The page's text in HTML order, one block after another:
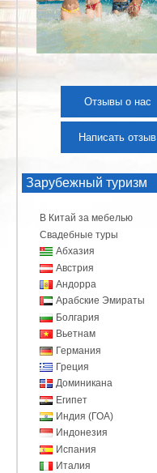
Отзывы о нас
Написать отзыв
Зарубежный туризм
В Китай за мебелью
Свадебные туры
Абхазия
Австрия
Андорра
Арабские Эмираты
Болгария
Вьетнам
Германия
Греция
Доминикана
Египет
Индия (ГОА)
Индонезия
Испания
Италия